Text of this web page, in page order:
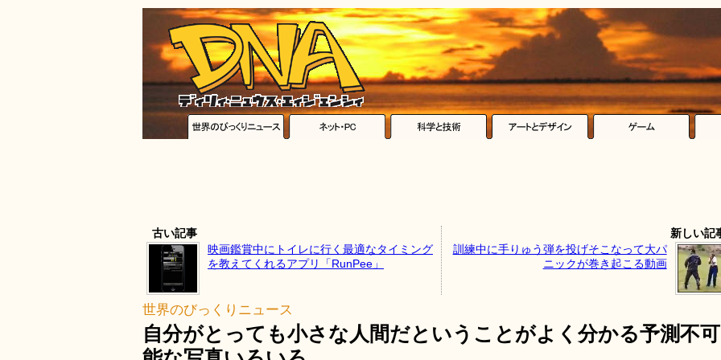
古い記事
映画鑑賞中にトイレに行く最適なタイミング
を教えてくれるアプリ「RunPee」
新しい記
訓練中に手りゅう弾を投げそこなって大パ
ニックが巻き起こる動画
世界のびっくりニュース
自分がとっても小さな人間だということがよく分かる予測不可